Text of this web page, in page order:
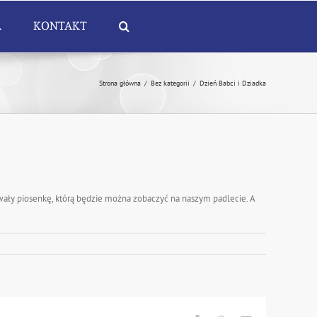
KONTAKT
Strona główna / Bez kategorii / Dzień Babci i Dziadka
piosenkę, którą będzie można zobaczyć na naszym padlecie. A